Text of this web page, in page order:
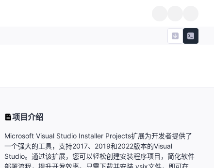
项目介绍
Microsoft Visual Studio Installer Projects扩展为开发者提供了
一个强大的工具，支持2017、2019和2022版本的Visual
Studio。通过该扩展，您可以轻松创建安装程序项目，简化软件